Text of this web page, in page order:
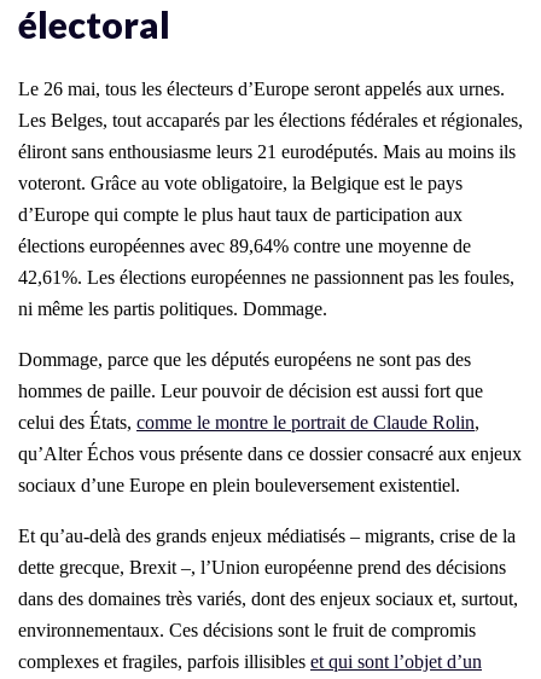
électoral
Le 26 mai, tous les électeurs d’Europe seront appelés aux urnes.
Les Belges, tout accaparés par les élections fédérales et régionales,
éliront sans enthousiasme leurs 21 eurodéputés. Mais au moins ils
voteront. Grâce au vote obligatoire, la Belgique est le pays
d’Europe qui compte le plus haut taux de participation aux
élections européennes avec 89,64% contre une moyenne de
42,61%. Les élections européennes ne passionnent pas les foules,
ni même les partis politiques. Dommage.
Dommage, parce que les députés européens ne sont pas des
hommes de paille. Leur pouvoir de décision est aussi fort que
celui des États, comme le montre le portrait de Claude Rolin,
qu’Alter Échos vous présente dans ce dossier consacré aux enjeux
sociaux d’une Europe en plein bouleversement existentiel.
Et qu’au-delà des grands enjeux médiatisés – migrants, crise de la
dette grecque, Brexit –, l’Union européenne prend des décisions
dans des domaines très variés, dont des enjeux sociaux et, surtout,
environnementaux. Ces décisions sont le fruit de compromis
complexes et fragiles, parfois illisibles et qui sont l’objet d’un